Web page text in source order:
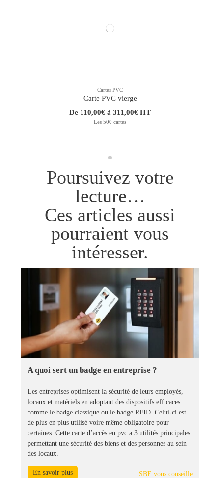
Cartes PVC
Carte PVC vierge
De 110,00€ à 311,00€ HT
Les 500 cartes
Poursuivez votre
lecture…
Ces articles aussi
pourraient vous
intéresser.
A quoi sert un badge en entreprise ?
Les entreprises optimisent la sécurité de leurs employés,
locaux et matériels en adoptant des dispositifs efficaces
comme le badge classique ou le badge RFID. Celui-ci est
de plus en plus utilisé voire même obligatoire pour
certaines. Cette carte d’accès en pvc a 3 utilités principales
permettant une sécurité des biens et des personnes au sein
des locaux.
En savoir plus SBE vous conseille